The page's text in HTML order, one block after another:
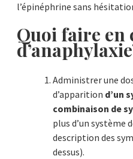
l’épinéphrine sans
Quoi faire en
Administrer une
d’apparition d’un
combinaison de
plus d’un système
description des
dessus).